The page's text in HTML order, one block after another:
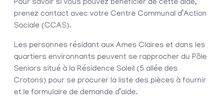
Pour savoir si vous pouvez bénéficier de cette aide,
prenez contact avec votre Centre Communal d’Action
Sociale (CCAS).
Les personnes résidant aux Ames Claires et dans les
quartiers environnants peuvent se rapprocher du Pôle
Seniors situé à la Résidence Soleil (5 allée des
Crotons) pour se procurer la liste des pièces à fournir
et le formulaire de demande d’aide.